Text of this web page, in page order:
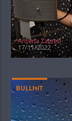
Antena Zagreb
17/11/2022
BULLHIT